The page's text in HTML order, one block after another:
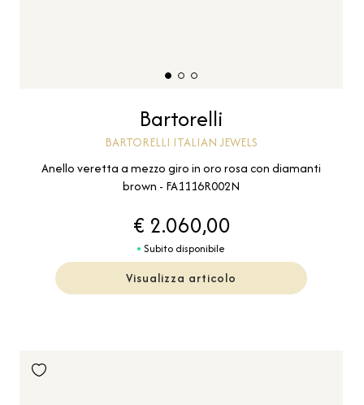
Bartorelli
BARTORELLI ITALIAN JEWELS
Anello veretta a mezzo giro in oro rosa con diamanti
brown - FA1116R002N
€ 2.060,00
Subito disponibile
Visualizza articolo